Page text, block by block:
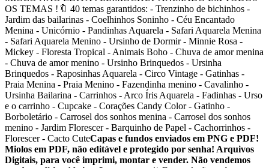
OS TEMAS !🔖 40 temas garantidos: - Trenzinho de bichinhos -
Jardim das bailarinas - Coelhinhos Soninho - Céu Encantado
Menina - Unicórnio - Pandinhas Aquarela - Safari Aquarela Menina
- Safari Aquarela Menino - Ursinho de Dormir - Minnie Rosa -
Mickey - Floresta Tropical - Animais Boho - Chuva de amor menina
- Chuva de amor menino - Ursinho Brinquedos - Ursinha
Brinquedos - Raposinhas Aquarela - Circo Vintage - Gatinhas -
Praia Menina - Praia Menino - Fazendinha menino - Cavalinho -
Ursinha Bailarina - Carrinhos - Arco Íris Aquarela - Fadinhas - Urso
e o carrinho - Cupcake - Corações Candy Color - Gatinho -
Borboletário - Carrosel dos sonhos menina - Carrosel dos sonhos
menino - Jardim Florescer - Barquinho de Papel - Cachorrinhos -
Florescer - Cacto CuteCapas e fundos enviados em PNG e PDF!
Miolos em PDF, não editável e protegido por senha! Arquivos
Digitais, para você imprimi, montar e vender. Não vendemos